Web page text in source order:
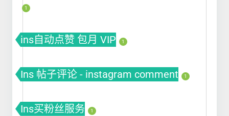
1
ins自动点赞 包月 VIP 1
Ins 帖子评论 - instagram comment 1
Ins买粉丝服务 1